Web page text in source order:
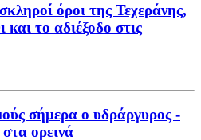
όροι της Τεχεράνης,
το αδιέξοδο στις
σήμερα ο υδράργυρος -
ορεινά